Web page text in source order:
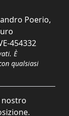
Poerio,
454332
È
qualsiasi
nostro